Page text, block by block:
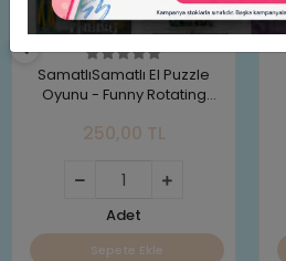
SamatlıSamatlı El Puzzle
Oyunu - Funny Rotating
250,00 TL
Adet
Sepete Ekle